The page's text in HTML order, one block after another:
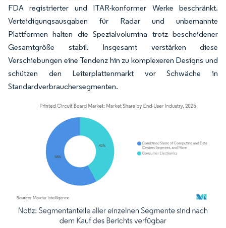
FDA registrierter und ITAR-konformer Werke beschränkt.
Verteidigungsausgaben für Radar und unbemannte
Plattformen halten die Spezialvolumina trotz bescheidener
Gesamtgröße stabil. Insgesamt verstärken diese
Verschiebungen eine Tendenz hin zu komplexeren Designs und
schützen den Leiterplattenmarkt vor Schwäche in
Standardverbrauchersegmenten.
Bild © Mordor Intelligence. Wiederverwendung erfordert Namensnennung